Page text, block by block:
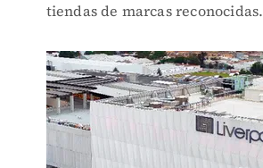
tiendas de marcas reconocidas.